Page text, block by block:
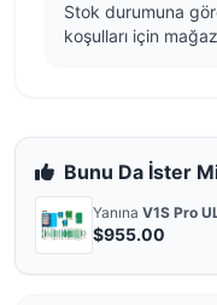
Stok durumuna
koşulları için
Bunu Da İster
Yanına V1S Pro
$955.00